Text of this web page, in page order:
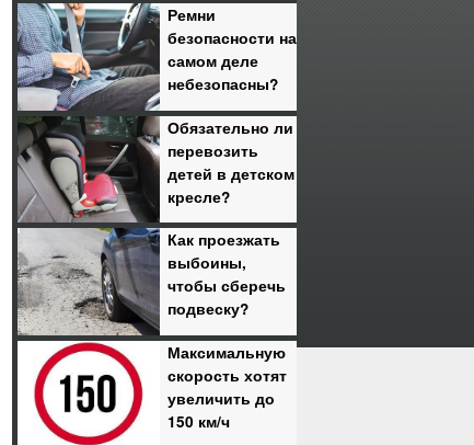
Ремни
безопасности на
самом деле
небезопасны?
Обязательно ли
перевозить
детей в детском
кресле?
Как проезжать
выбоины,
чтобы сберечь
подвеску?
Максимальную
скорость хотят
увеличить до
150 км/ч